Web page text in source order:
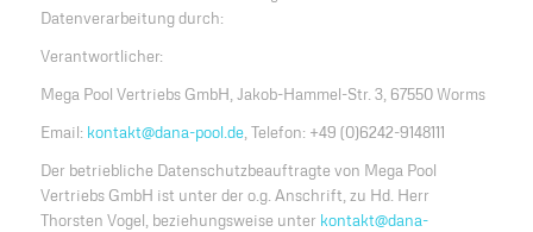
Datenverarbeitung durch:
Verantwortlicher:
Mega Pool Vertriebs GmbH, Jakob-Hammel-Str. 3, 67550 Worms
Email: kontakt@dana-pool.de, Telefon: +49 (0)6242-9148111
Der betriebliche Datenschutzbeauftragte von Mega Pool
Vertriebs GmbH ist unter der o.g. Anschrift, zu Hd. Herr
Thorsten Vogel, beziehungsweise unter kontakt@dana-